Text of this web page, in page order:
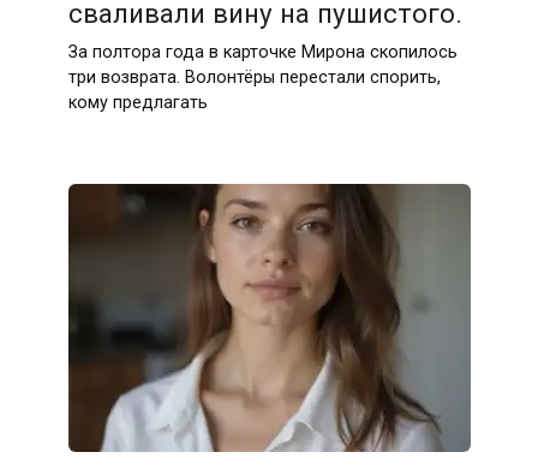
сваливали вину на пушистого.
За полтора года в карточке Мирона скопилось
три возврата. Волонтёры перестали спорить,
кому предлагать